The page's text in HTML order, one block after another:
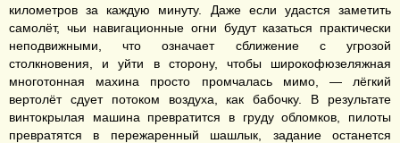
километров за каждую минуту. Даже если удастся заметить
самолёт, чьи навигационные огни будут казаться практически
неподвижными, что означает сближение с угрозой
столкновения, и уйти в сторону, чтобы широкофюзеляжная
многотонная махина просто промчалась мимо, — лёгкий
вертолёт сдует потоком воздуха, как бабочку. В результате
винтокрылая машина превратится в груду обломков, пилоты
превратятся в пережаренный шашлык, задание останется